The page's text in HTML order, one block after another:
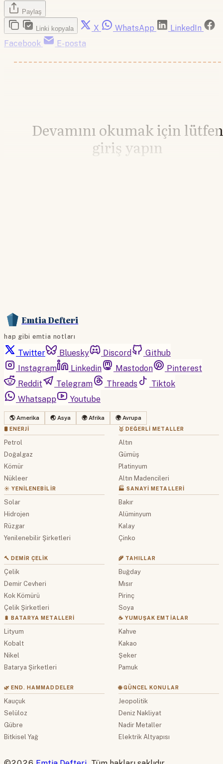
Paylaş
Linki kopyala X WhatsApp
LinkedIn
Facebook
E-posta
Devamını okumak için lütfen
giriş yapın
Emtia Defteri
hap gibi emtia notları
Twitter Bluesky Discord
Github
Instagram
Linkedin Mastodon
Pinterest
Reddit
Telegram Threads
Tiktok
Whatsapp
Youtube
🌎 Amerika 🌏 Asya 🌍 Afrika 🌍 Avrupa
🛢 ENERJI
Petrol
Doğalgaz
Kömür
Nükleer
☀️ YENILENEBILIR
Solar
Hidrojen
Rüzgar
Yenilenebilir Şirketleri
🥇 DEĞERLI METALLER
Altın
Gümüş
Platinyum
Altın Madencileri
🏭 SANAYI METALLERI
Bakır
Alüminyum
Kalay
Çinko
🔨 DEMIR ÇELIK
Çelik
Demir Cevheri
Kok Kömürü
Çelik Şirketleri
🔋 BATARYA METALLERI
Lityum
Kobalt
Nikel
Batarya Şirketleri
🌾 TAHILLAR
Buğday
Mısır
Pirinç
Soya
☕ YUMUŞAK EMTIALAR
Kahve
Kakao
Şeker
Pamuk
🌿 END. HAMMADDELER
Kauçuk
Selüloz
Gübre
Bitkisel Yağ
🌐 GÜNCEL KONULAR
Jeopolitik
Deniz Nakliyat
Nadir Metaller
Elektrik Altyapısı